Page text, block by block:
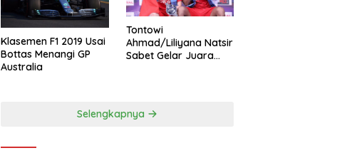
Klasemen F1 2019 Usai
Bottas Menangi GP
Australia
Tontowi
Ahmad/Liliyana Natsir
Sabet Gelar Juara
Selengkapnya